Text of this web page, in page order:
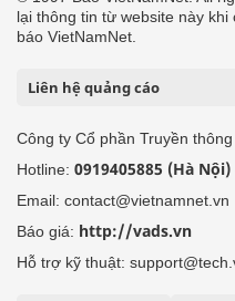
lại thông tin từ website này
báo VietNamNet.
Liên hệ quảng cáo
Công ty Cổ phần Truyền
Hotline: 0919405885 (Hà Nội)
Email: contact@vietnamnet.vn
Báo giá: http://vads.vn
Hỗ trợ kỹ thuật: